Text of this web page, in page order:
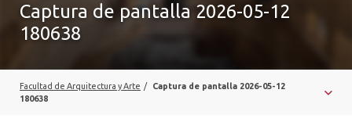
CARRERA
MAGÍSTER
Captura de pantalla 2026-05-12
180638
Facultad de Arquitectura y Arte /
Captura de pantalla 2026-05-12
180638